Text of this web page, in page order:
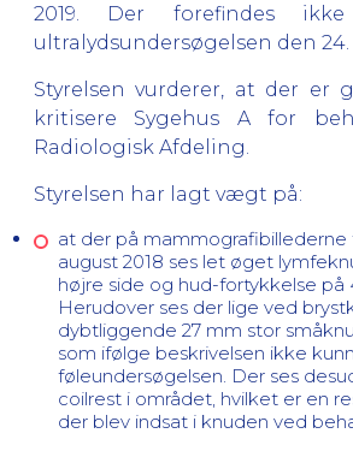
2019. Der forefindes
ultralydsundersøgelsen den 24.
Styrelsen vurderer, at der er
kritisere Sygehus A for
Radiologisk Afdeling.
Styrelsen har lagt vægt på:
at der på mammografibillederne
august 2018 ses let øget
højre side og hud-fortykkelse på
Herudover ses der lige ved
dybtliggende 27 mm stor
som ifølge beskrivelsen ikke
føleundersøgelsen. Der ses
coilrest i området, hvilket er en
der blev indsat i knuden ved